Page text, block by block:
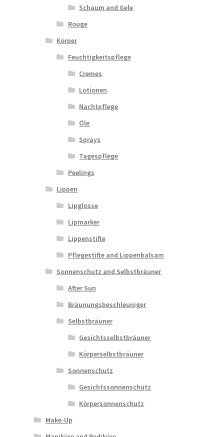
Schaum and Gele
Rouge
Körper
Feuchtigkeitspflege
Cremes
Lotionen
Nachtpflege
Öle
Sprays
Tagespflege
Peelings
Lippen
Lipglosse
Lipmarker
Lippenstifte
Pflegestifte and Lippenbalsam
Sonnenschutz and Selbstbräuner
After Sun
Bräunungsbeschleuniger
Selbstbräuner
Gesichtsselbstbräuner
Körperselbstbräuner
Sonnenschutz
Gesichtssonnenschutz
Körpersonnenschutz
Make-Up